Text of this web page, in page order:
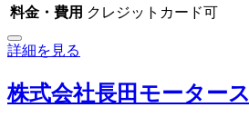
料金・費用 クレジットカード可
詳細を見る
株式会社長田モータース